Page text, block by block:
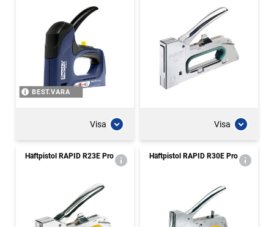
BEST.VARA
Visa Visa
Häftpistol RAPID R23E Pro Häftpistol RAPID R30E Pro